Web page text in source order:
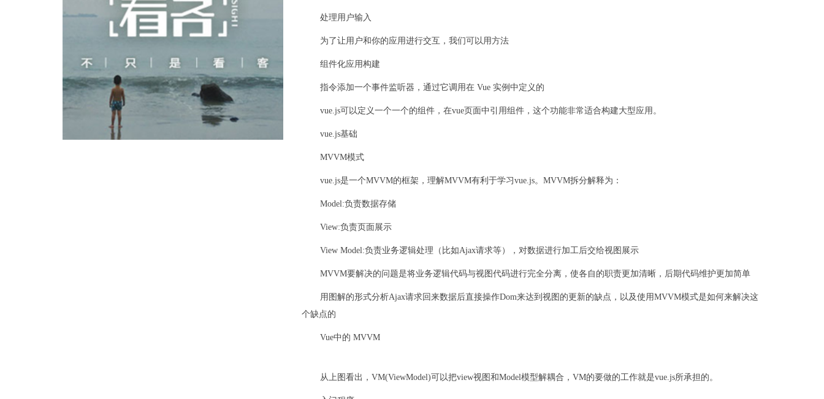
处理用户输入
​为了让用户和你的应用进行交互，我们可以用方法
组件化应用构建
​指令添加一个事件监听器，通过它调用在 Vue 实例中定义的
​vue.js可以定义一个一个的组件，在vue页面中引用组件，这个功能非常适合构建大型应用。
vue.js基础
MVVM模式
vue.js是一个MVVM的框架，理解MVVM有利于学习vue.js。MVVM拆分解释为：
Model:负责数据存储
View:负责页面展示
View Model:负责业务逻辑处理（比如Ajax请求等），对数据进行加工后交给视图展示
MVVM要解决的问题是将业务逻辑代码与视图代码进行完全分离，使各自的职责更加清晰，后期代码维护更加简单
用图解的形式分析Ajax请求回来数据后直接操作Dom来达到视图的更新的缺点，以及使用MVVM模式是如何来解决这
个缺点的
Vue中的 MVVM
从上图看出，VM(ViewModel)可以把view视图和Model模型解耦合，VM的要做的工作就是vue.js所承担的。